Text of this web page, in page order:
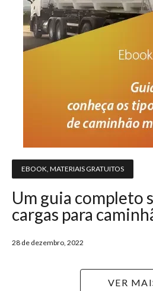
EBOOK, MATERIAIS GRATUITOS
Um guia completo
cargas para
28 de dezembro, 2022
VER